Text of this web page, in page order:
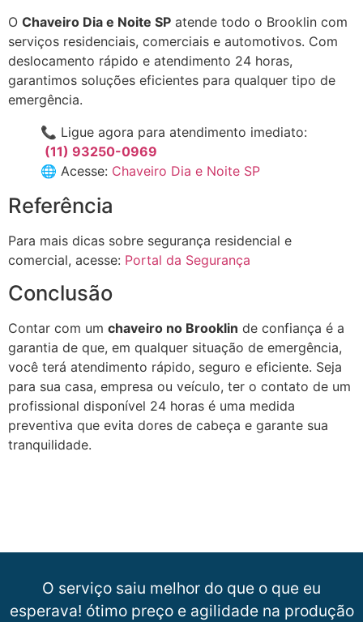
O Chaveiro Dia e Noite SP atende todo o Brooklin com
serviços residenciais, comerciais e automotivos. Com
deslocamento rápido e atendimento 24 horas,
garantimos soluções eficientes para qualquer tipo de
emergência.
📞 Ligue agora para atendimento imediato:
(11) 93250-0969
🌐 Acesse: Chaveiro Dia e Noite SP
Referência
Para mais dicas sobre segurança residencial e
comercial, acesse: Portal da Segurança
Conclusão
Contar com um chaveiro no Brooklin de confiança é a
garantia de que, em qualquer situação de emergência,
você terá atendimento rápido, seguro e eficiente. Seja
para sua casa, empresa ou veículo, ter o contato de um
profissional disponível 24 horas é uma medida
preventiva que evita dores de cabeça e garante sua
tranquilidade.
O serviço saiu melhor do que o que eu
esperava! ótimo preço e agilidade na produção